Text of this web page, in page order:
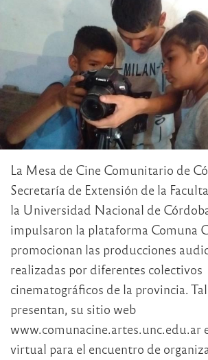
La Mesa de Cine Comunitario de
Secretaría de Extensión de la
la Universidad Nacional de
impulsaron la plataforma Comuna
promocionan las producciones
realizadas por diferentes colectivos
cinematográficos de la provincia.
presentan, su sitio web
www.comunacine.artes.unc.edu.ar
virtual para el encuentro de